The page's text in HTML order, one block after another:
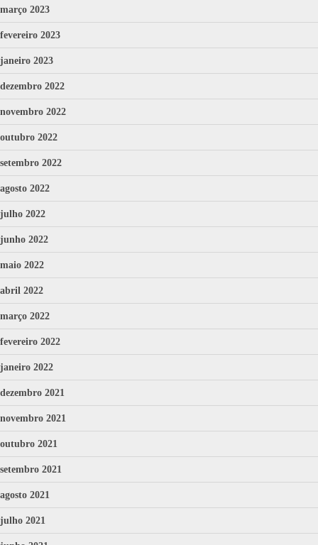
março 2023
fevereiro 2023
janeiro 2023
dezembro 2022
novembro 2022
outubro 2022
setembro 2022
agosto 2022
julho 2022
junho 2022
maio 2022
abril 2022
março 2022
fevereiro 2022
janeiro 2022
dezembro 2021
novembro 2021
outubro 2021
setembro 2021
agosto 2021
julho 2021